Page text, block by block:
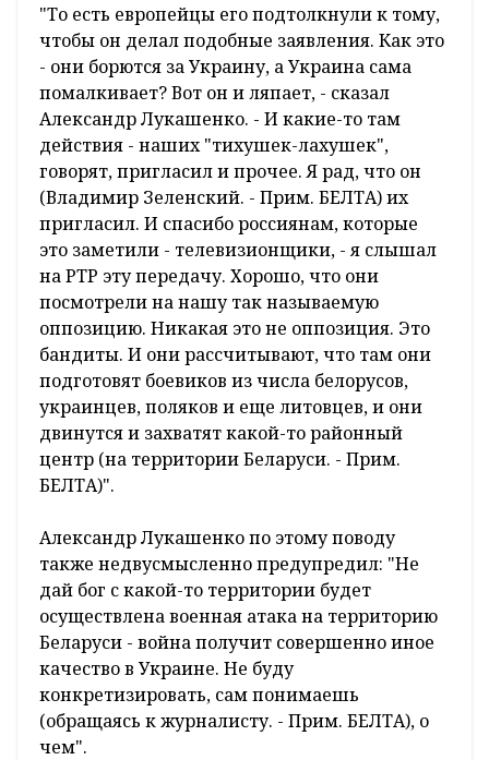
"То есть европейцы его подтолкнули к тому,
чтобы он делал подобные заявления. Как это
- они борются за Украину, а Украина сама
помалкивает? Вот он и ляпает, - сказал
Александр Лукашенко. - И какие-то там
действия - наших "тихушек-лахушек",
говорят, пригласил и прочее. Я рад, что он
(Владимир Зеленский. - Прим. БЕЛТА) их
пригласил. И спасибо россиянам, которые
это заметили - телевизионщики, - я слышал
на РТР эту передачу. Хорошо, что они
посмотрели на нашу так называемую
оппозицию. Никакая это не оппозиция. Это
бандиты. И они рассчитывают, что там они
подготовят боевиков из числа белорусов,
украинцев, поляков и еще литовцев, и они
двинутся и захватят какой-то районный
центр (на территории Беларуси. - Прим.
БЕЛТА)".
Александр Лукашенко по этому поводу
также недвусмысленно предупредил: "Не
дай бог с какой-то территории будет
осуществлена военная атака на территорию
Беларуси - война получит совершенно иное
качество в Украине. Не буду
конкретизировать, сам понимаешь
(обращаясь к журналисту. - Прим. БЕЛТА), о
чем".